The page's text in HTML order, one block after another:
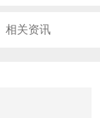
功备案！
功备案！
相关资讯